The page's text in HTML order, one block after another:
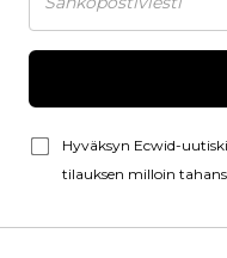
Hyväksyn Ecwid-
tilauksen milloin